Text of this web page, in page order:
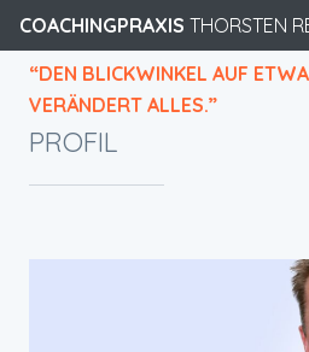
COACHINGPRAXIS THORSTEN
“DEN BLICKWINKEL AUF
VERÄNDERT ALLES.”
PROFIL